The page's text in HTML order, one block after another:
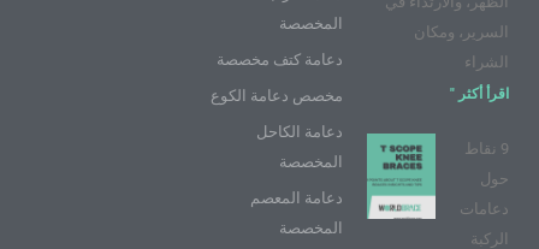
السرير، ومكان
الشراء
اقرأ أكثر "
9 نقاط
حول
دعامات
الركبة
المخصصة
دعامة كتف مخصصة
مخصص دعامة الكوع
دعامة الكاحل
المخصصة
دعامة المعصم
المخصصة